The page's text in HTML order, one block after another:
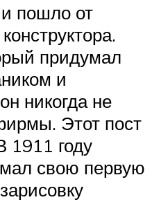
пошло от
придумал
и
никогда не
Этот пост
1911 году
свою первую